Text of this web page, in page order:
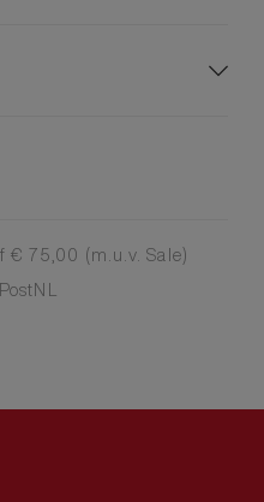
€ 75,00 (m.u.v. Sale)